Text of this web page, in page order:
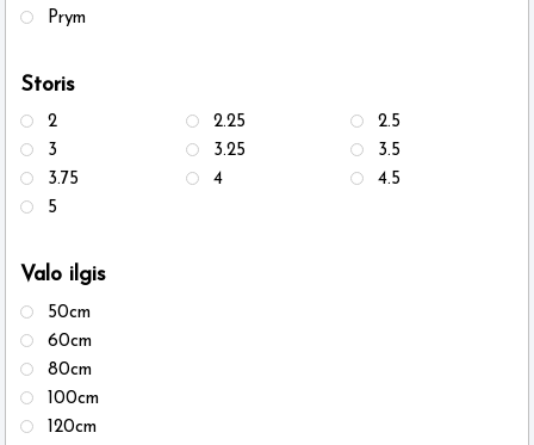
Prym
Storis
2 2.25
2.5
3
3.25
3.5
3.75
4
4.5
5
Valo ilgis
50cm
60cm
80cm
100cm
120cm